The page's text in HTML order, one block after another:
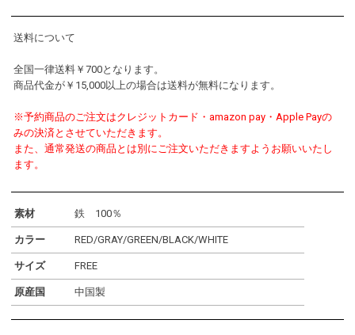
送料について
全国一律送料￥700となります。
商品代金が￥15,000以上の場合は送料が無料になります。
※予約商品のご注文はクレジットカード・amazon pay・Apple Payの
みの決済とさせていただきます。
また、通常発送の商品とは別にご注文いただきますようお願いいたし
ます。
素材 鉄 100％
カラー RED/GRAY/GREEN/BLACK/WHITE
サイズ FREE
原産国 中国製